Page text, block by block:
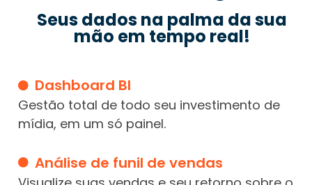
Seus dados na palma da sua
mão em tempo real!
Dashboard BI
Gestão total de todo seu investimento de
mídia, em um só painel.
Análise de funil de vendas